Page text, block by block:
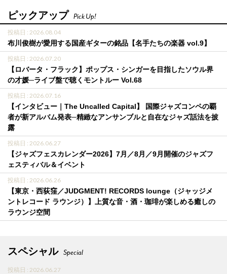
ピックアップ Pick Up!
投稿日 : 2026.08.04
布川俊樹が愛用する国産ギターの銘品【名手たちの楽器 vol.9】
投稿日 : 2026.07.20
【ロバータ・フラック】ポップス・シンガーを目指したソウル界
の才媛─ライブ盤で聴くモントルー Vol.68
投稿日 : 2026.07.16
【インタビュー｜The Uncalled Capital】 国際ジャズコンペの覇
者が新アルバム発表─精緻なアンサンブルと自在なジャズ話法を披
露
投稿日 : 2026.06.27
【ジャズフェスカレンダー2026】7月／8月／9月開催のジャズフ
ェスティバル＆イベント
投稿日 : 2026.06.26
【東京・西荻窪／JUDGMENT! RECORDS lounge（ジャッジメ
ントレコード ラウンジ）】上質な音・酒・珈琲が楽しめる癒しの
ラウンジ空間
スペシャル Special
投稿日 : 2026.06.27